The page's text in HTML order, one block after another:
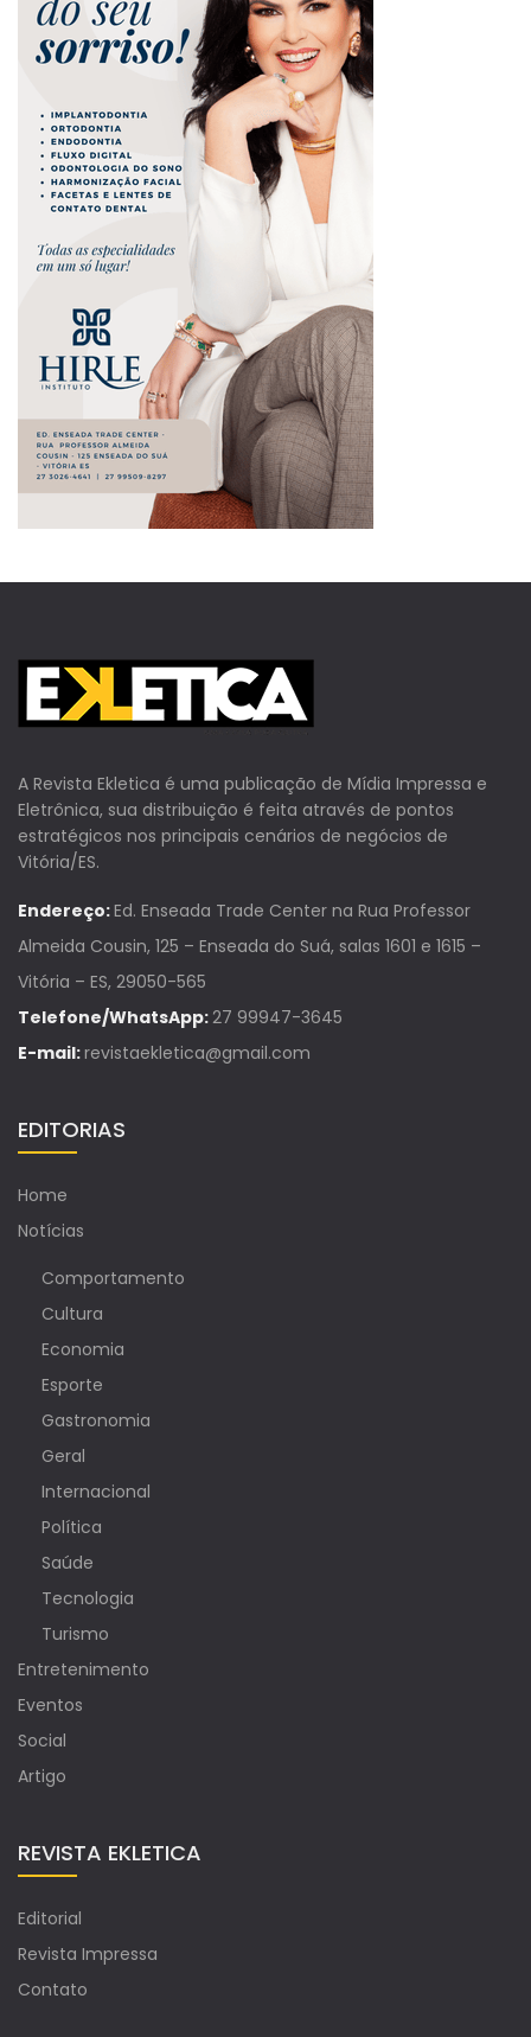
A Revista Ekletica é uma publicação de Mídia Impressa e
Eletrônica, sua distribuição é feita através de pontos
estratégicos nos principais cenários de negócios de
Vitória/ES.
Endereço:Ed. Enseada Trade Center na Rua Professor
Almeida Cousin, 125 – Enseada do Suá, salas 1601 e 1615 –
Vitória – ES, 29050-565
Telefone/WhatsApp:27 99947-3645
E-mail:revistaekletica@gmail.com
EDITORIAS
Home
Notícias
Comportamento
Cultura
Economia
Esporte
Gastronomia
Geral
Internacional
Política
Saúde
Tecnologia
Turismo
Entretenimento
Eventos
Social
Artigo
REVISTA EKLETICA
Editorial
Revista Impressa
Contato